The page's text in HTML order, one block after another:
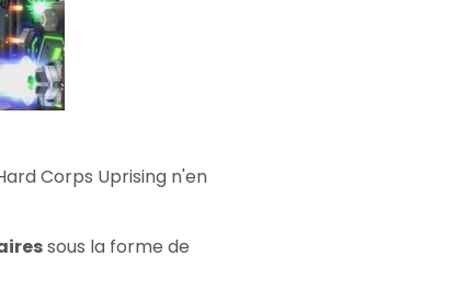
Corps Uprising n'en
sous la forme de